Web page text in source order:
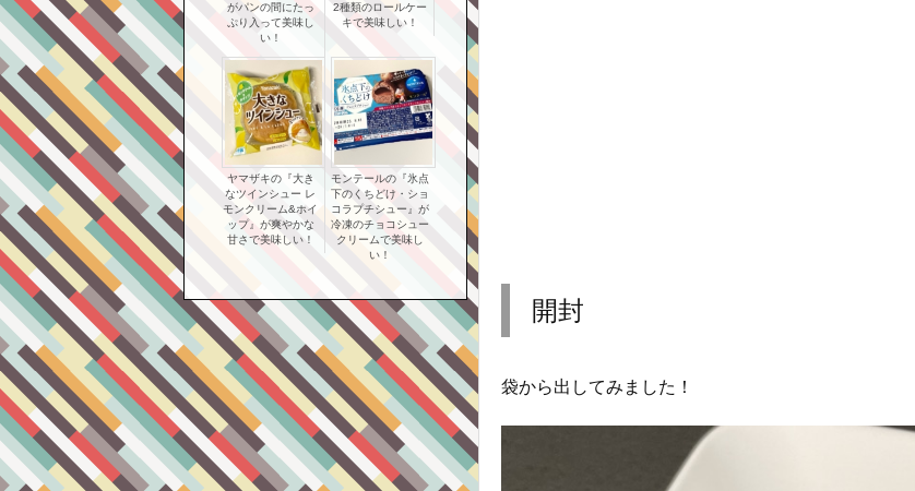
開封
袋から出してみました！
がパンの間にたっ
ぷり入って美味し
い！
2種類のロールケー
キで美味しい！
ヤマザキの『大き
なツインシュー レ
モンクリーム&ホイ
ップ』が爽やかな
甘さで美味しい！
モンテールの『氷点
下のくちどけ・ショ
コラプチシュー』が
冷凍のチョコシュー
クリームで美味し
い！